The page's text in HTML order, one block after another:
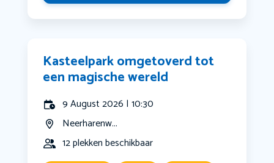
Kasteelpark omgetoverd tot
een magische wereld
9 August 2026 | 10:30
Neerharenw...
12 plekken beschikbaar